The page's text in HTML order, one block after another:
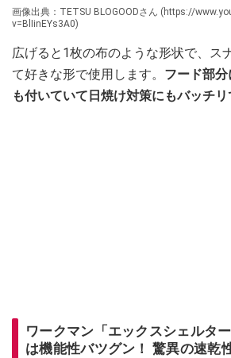
画像出典：TETSU BLOGOODさん (https://
v=BlIinEYs3A0)
広げると1枚の布のような形状で、ス
て好きな形で使用します。 フード部
も付いていて日焼け対策にもバッチリ
ワークマン「エックスシェルタ
は機能性バツグン！ 驚異の速乾